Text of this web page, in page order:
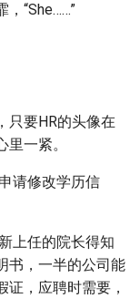
“She……”
只要HR的头像在
一紧。
请修改学历信
上任的院长得知
书，一半的公司能
，应聘时需要，